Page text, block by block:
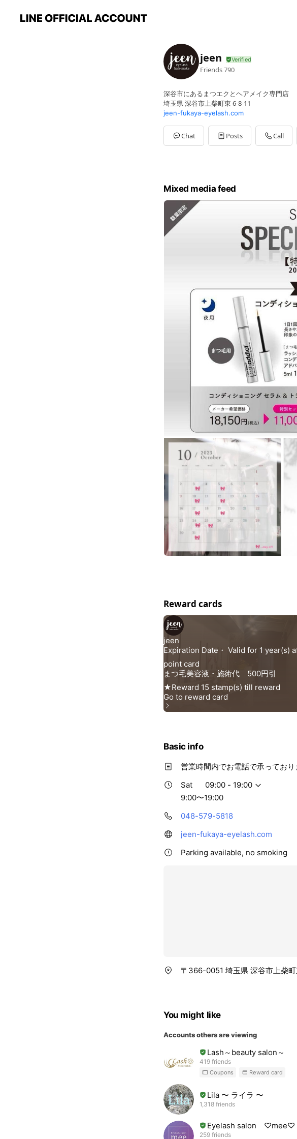
jeen
Friends790
深谷市にあるまつエクとヘアメイク専門店
埼玉県 深谷市上柴町東 6-8-11
jeen-fukaya-eyelash.com
Chat Posts Call
Mixed media feed
Reward cards
Basic info
営業時間内でお電話で承っており
Sat
09:00 - 19:00
9:00〜19:00
048-579-5818
jeen-fukaya-eyelash.com
Parking available, no smoking
〒366-0051 埼玉県 深谷市上柴
You might like
Accounts others are viewing
Lash～beauty salon～
419 friends
Coupons Reward card
Lila 〜 ライラ 〜
1,318 friends
Eyelash salon ♡mee♡
259 friends